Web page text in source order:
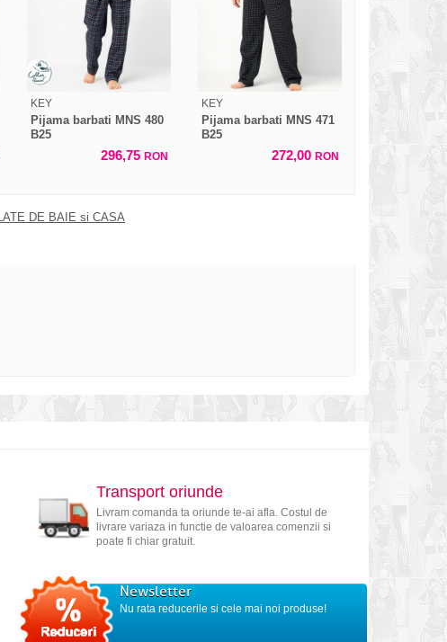
KEY
Pijama barbati MNS 480
B25
296,75 RON
KEY
Pijama barbati MNS 471
B25
272,00 RON
DE BAIE si CASA
Transport oriunde
Livram comanda ta oriunde te-ai afla. Costul de
livrare variaza in functie de valoarea comenzii si
poate fi chiar gratuit.
Newsletter
Nu rata reducerile si cele mai noi produse!